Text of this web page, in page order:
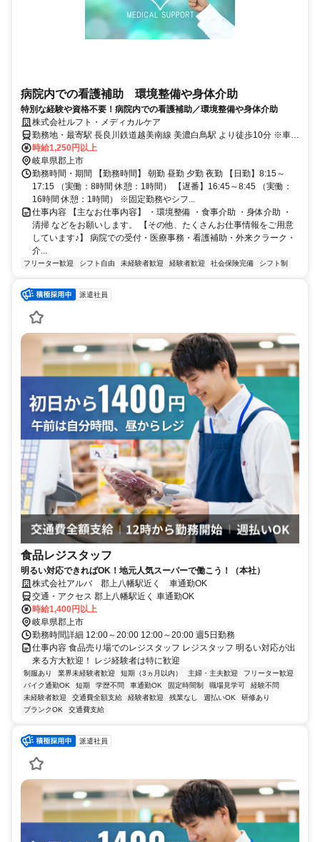
病院内での看護補助 環境整備や身体介助
特別な経験や資格不要！病院内での看護補助／環境整備や身体介助
株式会社ルフト・メディカルケア
勤務地・最寄駅 長良川鉄道越美南線 美濃白鳥駅 より徒歩10分 ※車・
バイク・自転車通勤OK！ (無料駐車場完備)
時給1,250円以上
岐阜県郡上市
勤務時間・期間 【勤務時間】 朝勤 昼勤 夕勤 夜勤 【日勤】8:15～
17:15 （実働：8時間 休憩：1時間） 【遅番】16:45～8:45 （実働：
16時間 休憩：1時間） ※固定勤務やシフ...
仕事内容 【主なお仕事内容】 ・環境整備 ・食事介助 ・身体介助 ・
清掃 などをお願いします。 【その他、たくさんお仕事情報をご用意
しています♪】 病院での受付・医療事務・看護補助・外来クラーク・
介...
フリーター歓迎 シフト自由 未経験者歓迎 経験者歓迎 社会保険完備 シフト制
派遣社員
食品レジスタッフ
明るい対応できればOK！地元人気スーパーで働こう！（本社）
株式会社アルバ 郡上八幡駅近く 車通勤OK
交通・アクセス 郡上八幡駅近く 車通勤OK
時給1,400円以上
岐阜県郡上市
勤務時間詳細 12:00～20:00 12:00～20:00 週5日勤務
仕事内容 食品売り場でのレジスタッフ レジスタッフ 明るい対応が出
来る方大歓迎！ レジ経験者は特に歓迎
制服あり 業界未経験者歓迎 短期（3ヵ月以内） 主婦・主夫歓迎
フリーター歓迎
バイク通勤OK
短期 学歴不問 車通勤OK 固定時間制 職場見学可
経験不問
未経験者歓迎
交通費全額支給 経験者歓迎 残業なし 週払いOK
研修あり
ブランクOK
交通費支給
派遣社員